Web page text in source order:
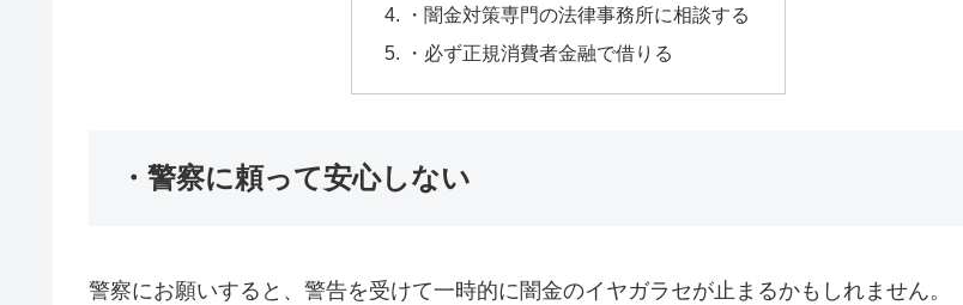
・闇金対策専門の法律事務所に相談する
・必ず正規消費者金融で借りる
・警察に頼って安心しない
警察にお願いすると、警告を受けて一時的に闇金のイヤガラセが止まるかもしれません。